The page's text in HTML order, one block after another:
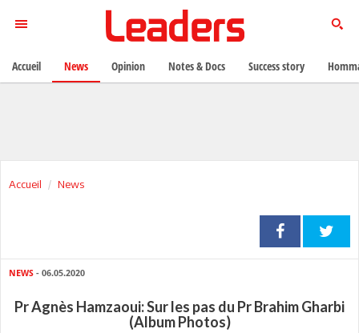
Accueil News
NEWS - 06.05.2020
Pr Agnès Hamzaoui: Sur les pas du Pr Brahim Gharbi
(Album Photos)
Accueil News Opinion Notes & Docs Success story